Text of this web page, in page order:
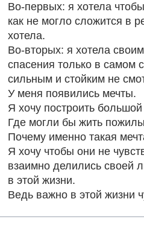
Во-первых: я хотела
как не могло сложится в
хотела.
Во-вторых: я хотела
спасения только в самом
сильным и стойким не
У меня появились мечты.
Я хочу построить
Где могли бы жить
Почему именно такая
Я хочу чтобы они не
взаимно делились своей
в этой жизни.
Ведь важно в этой жизни